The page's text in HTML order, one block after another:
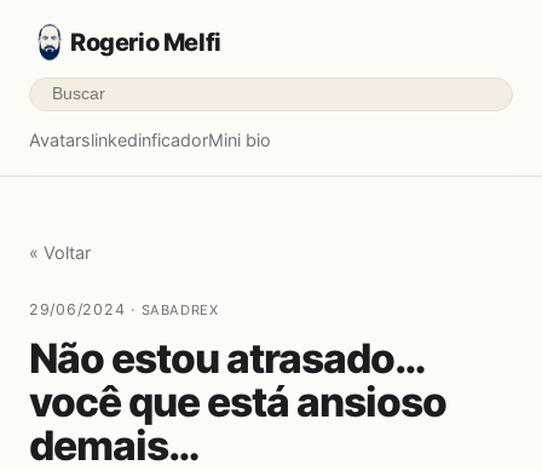
Rogerio Melfi
AvatarslinkedinficadorMini bio
« Voltar
29/06/2024 · SABADREX
Não estou atrasado…
você que está ansioso
demais…